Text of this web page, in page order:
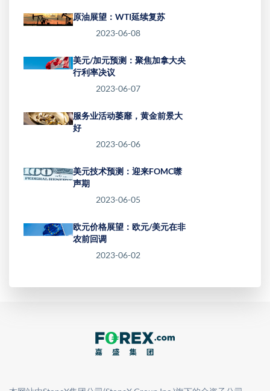
原油展望：WTI延续复苏
2023-06-08
美元/加元预测：聚焦加拿大央
行利率决议
2023-06-07
服务业活动萎靡，黄金前景大
好
2023-06-06
美元技术预测：迎来FOMC噤
声期
2023-06-05
欧元价格展望：欧元/美元在非
农前回调
2023-06-02